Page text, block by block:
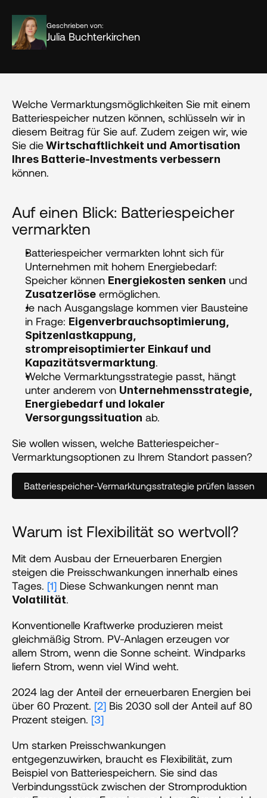
Geschrieben von:
Julia Buchterkirchen
‍Welche Vermarktungsmöglichkeiten Sie mit einem
Batteriespeicher nutzen können, schlüsseln wir in
diesem Beitrag für Sie auf. Zudem zeigen wir, wie
Sie die Wirtschaftlichkeit und Amortisation
Ihres Batterie-Investments verbessern
können.
Auf einen Blick: Batteriespeicher
vermarkten
Batteriespeicher vermarkten lohnt sich für
Unternehmen mit hohem Energiebedarf:
Speicher können Energiekosten senken
Zusatzerlöse ermöglichen.
Je nach Ausgangslage kommen vier Bausteine
in Frage: Eigenverbrauchsoptimierung,
Spitzenlastkappung,
strompreisoptimierter Einkauf und
Kapazitätsvermarktung.
Welche Vermarktungsstrategie passt, hängt
unter anderem von Unternehmensstrategie,
Energiebedarf und lokaler
Versorgungssituation ab.
Sie wollen wissen, welche Batteriespeicher-
Vermarktungsoptionen zu Ihrem Standort passen?
Batteriespeicher-Vermarktungsstrategie prüfen lassen
Warum ist Flexibilität so wertvoll?
‍Mit dem Ausbau der Erneuerbaren Energien
steigen die Preisschwankungen innerhalb eines
Tages. [1]
Volatilität.
Konventionelle Kraftwerke produzieren meist
gleichmäßig Strom. PV-Anlagen erzeugen vor
allem Strom, wenn die Sonne scheint. Windparks
liefern Strom, wenn viel Wind weht.
2024 lag der Anteil der erneuerbaren Energien bei
über 60 Prozent. [2] Bis 2030 soll der Anteil auf 80
Prozent steigen. [3]
Um starken Preisschwankungen
entgegenzuwirken, braucht es Flexibilität, zum
Beispiel von Batteriespeichern. Sie sind das
Verbindungsstück zwischen der Stromproduktion